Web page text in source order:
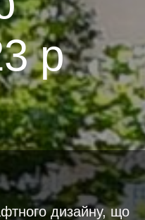
р
дизайну, що